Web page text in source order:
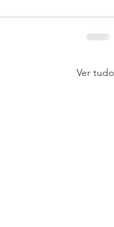
Ver tudo